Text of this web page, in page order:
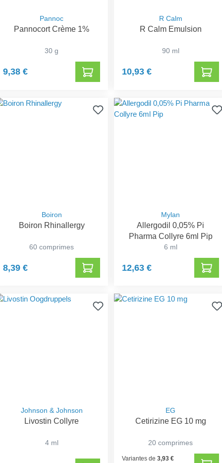
Pannoc
Pannocort Crème 1%
30 g
9,38 €
R Calm
R Calm Emulsion
90 ml
10,93 €
Boiron
Boiron Rhinallergy
60 comprimes
8,39 €
Mylan
Allergodil 0,05% Pi
Pharma Collyre 6ml Pip
6 ml
12,63 €
Johnson & Johnson
Livostin Collyre
4 ml
EG
Cetirizine EG 10 mg
20 comprimes
Variantes de3,93 €